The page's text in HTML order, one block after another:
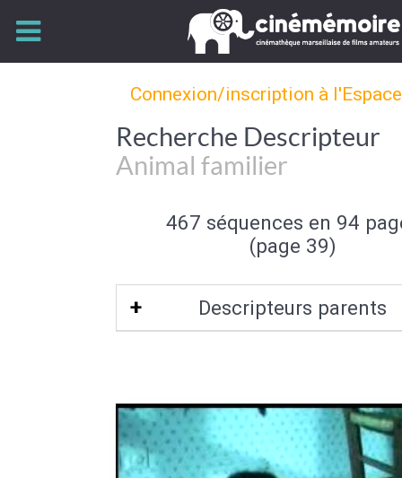
Connexion/inscription à
Recherche Descripteur
Animal familier
467 séquences en 94
(page 39)
Descripteurs parents